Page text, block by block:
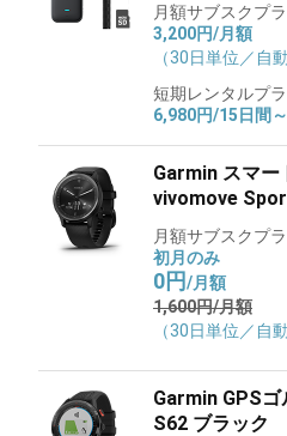
月額サブスクプ
3,200円/月額
（30日単位／自
短期レンタルプ
6,980円/15日間～
Garmin スマー
vivomove
月額サブスクプ
初月のみ
0円/月額
1,600円/月額
（30日単位／自
Garmin GPS
S62 ブラック